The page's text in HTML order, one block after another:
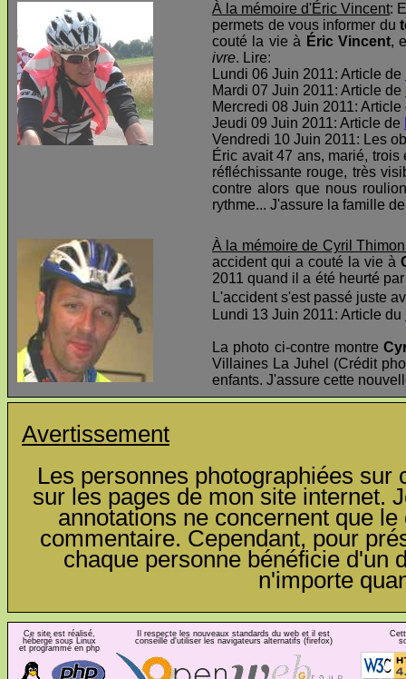
À la mémoire d'Éric Vincent:
permets de vous informer du
couté la vie à Éric Vincent,
ivre. Lire:
Lundi 06 Juin 2011: Article de
Mardi 07 Juin 2011: Article de
Mercredi 08 Juin 2011:
Jeudi 09 Juin 2011: Article de
Vendredi 10 Juin 2011: Les
Éric avait 47 ans, marié,
réfléchissante rouge, très
contre alors que nous
rythme... J'assure la famille
À la mémoire de Cyril
accident qui a couté la vie à
2011 quand il a été heurté
L'accident s'est passé juste
Lundi 13 Juin 2011: Article du
La photo ci-contre montre
Villaines La Juhel (Crédit
enfants. J'assure cette
Avertissement
Les personnes photographiées
sur les pages de mon site internet.
annotations ne concernent que
commentaire. Cependant, pour
chaque personne bénéficie d'un
n'importe
Ce site est réalisé,
hébergé sous Linux
et programmé en php
Il respecte les nouveaux standards du web et il est
conseillé d'utiliser les navigateurs alternatifs (firefox)